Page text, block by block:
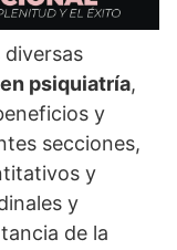
psiquiatrí­a,
y
secciones,
y
y
de la